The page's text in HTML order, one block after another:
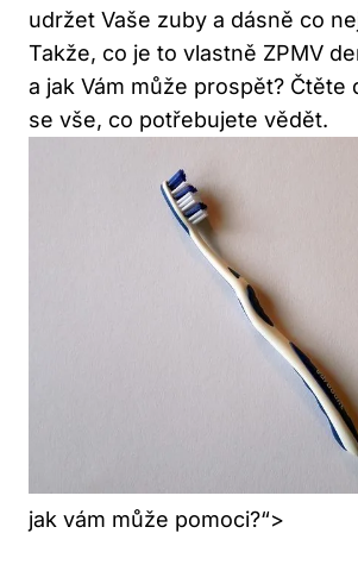
udržet Vaše zuby a dásně co
Takže, co je to vlastně ZPMV
a jak Vám může prospět? Čtěte
se vše, co potřebujete vědět.
jak vám může pomoci?“>